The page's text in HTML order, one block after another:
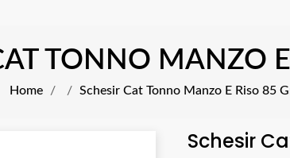
TONNO MANZO
Home Schesir Cat Tonno Manzo E Riso 85
Schesir